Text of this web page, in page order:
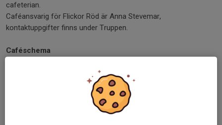
cafeterian.
Caféansvarig för Flickor Röd är Anna Stevemar,
kontaktuppgifter finns under Truppen.
Caféschema
respektive cafeteriaansvarig. Tiderna fördelas mellan lagen
enligt en formel som utgår från antalet veckor och helger över
en säsong fördelat efter antalet spelare i varje lag.